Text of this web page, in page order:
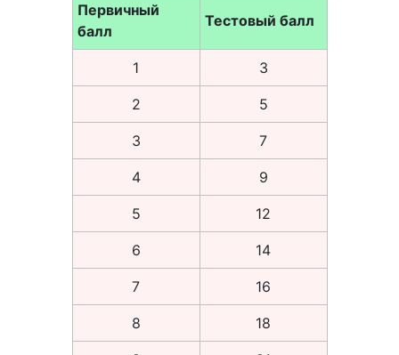
Первичный
балл
Тестовый балл
1 3
2 5
3 7
4 9
5 12
6 14
7 16
8 18